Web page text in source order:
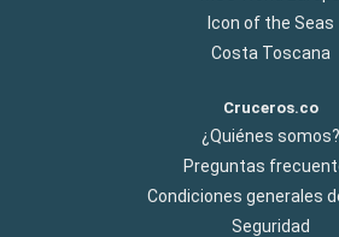
Icon of the Seas
Costa Toscana
Cruceros.co
¿Quiénes somos?
Preguntas
Condiciones generales
Seguridad